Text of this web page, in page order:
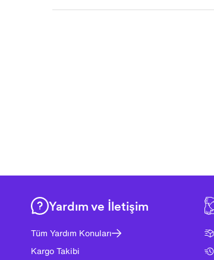
Yardım ve İletişim
Tüm Yardım Konuları
Kargo Takibi